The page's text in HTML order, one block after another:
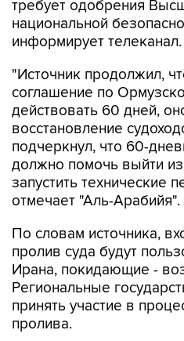
требует одобрения
национальной
информирует телеканал.
"Источник продолжил,
соглашение по
действовать 60 дней,
восстановление
подчеркнул, что 60-
должно помочь выйти
запустить технические
отмечает "Аль-Арабийя".
По словам источника,
пролив суда будут
Ирана, покидающие -
Региональные
принять участие в
пролива.